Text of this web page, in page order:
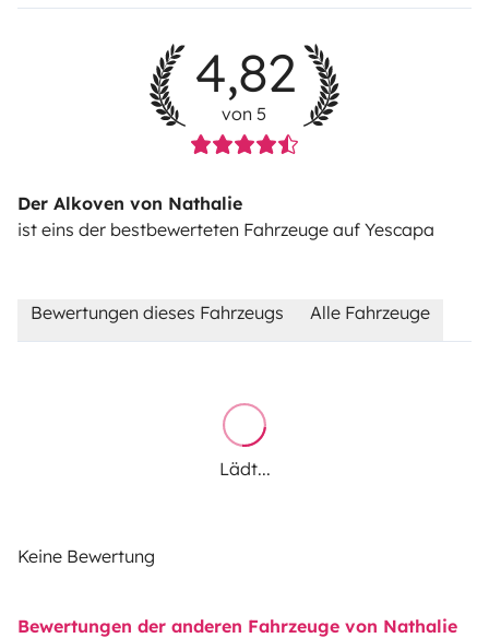
4,82
von 5
Der Alkoven von Nathalie
ist eins der bestbewerteten Fahrzeuge auf Yescapa
Bewertungen dieses Fahrzeugs Alle Fahrzeuge
Lädt...
Keine Bewertung
Bewertungen der anderen Fahrzeuge von Nathalie